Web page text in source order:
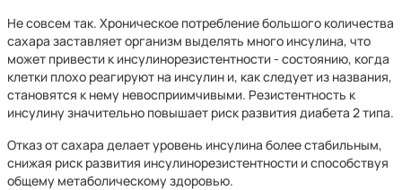
Не совсем так. Хроническое потребление большого количества
сахара заставляет организм выделять много инсулина, что
может привести к инсулинорезистентности - состоянию, когда
клетки плохо реагируют на инсулин и, как следует из названия,
становятся к нему невосприимчивыми. Резистентность к
инсулину значительно повышает риск развития диабета 2 типа.
Отказ от сахара делает уровень инсулина более стабильным,
снижая риск развития инсулинорезистентности и способствуя
общему метаболическому здоровью.